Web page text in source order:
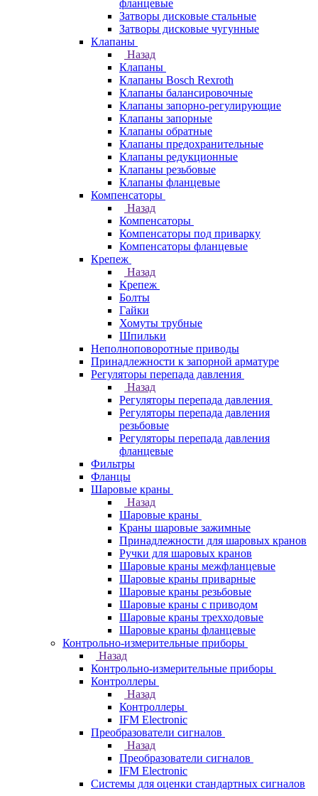
фланцевые
Затворы дисковые стальные
Затворы дисковые чугунные
Клапаны
Назад
Клапаны
Клапаны Bosch Rexroth
Клапаны балансировочные
Клапаны запорно-регулирующие
Клапаны запорные
Клапаны обратные
Клапаны предохранительные
Клапаны редукционные
Клапаны резьбовые
Клапаны фланцевые
Компенсаторы
Назад
Компенсаторы
Компенсаторы под приварку
Компенсаторы фланцевые
Крепеж
Назад
Крепеж
Болты
Гайки
Хомуты трубные
Шпильки
Неполноповоротные приводы
Принадлежности к запорной арматуре
Регуляторы перепада давления
Назад
Регуляторы перепада давления
Регуляторы перепада давления
резьбовые
Регуляторы перепада давления
фланцевые
Фильтры
Фланцы
Шаровые краны
Назад
Шаровые краны
Краны шаровые зажимные
Принадлежности для шаровых кранов
Ручки для шаровых кранов
Шаровые краны межфланцевые
Шаровые краны приварные
Шаровые краны резьбовые
Шаровые краны с приводом
Шаровые краны трехходовые
Шаровые краны фланцевые
Контрольно-измерительные приборы
Назад
Контрольно-измерительные приборы
Контроллеры
Назад
Контроллеры
IFM Electronic
Преобразователи сигналов
Назад
Преобразователи сигналов
IFM Electronic
Системы для оценки стандартных сигналов